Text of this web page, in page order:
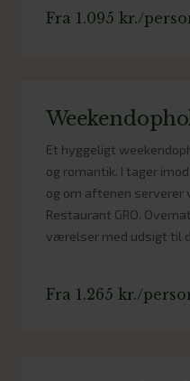
Fra 1.095 kr./
Et hyggeligt
og romantik. I tager
og om aftenen serverer
Restaurant GRO.
værelser med udsigt til
Fra 1.265 kr./